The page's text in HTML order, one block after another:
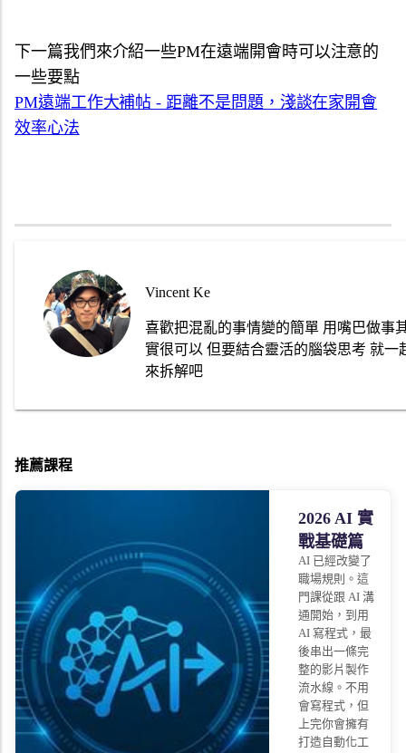
下一篇我們來介紹一些PM在遠端開會時可以注意的
一些要點
PM遠端工作大補帖 - 距離不是問題，淺談在家開會
效率心法
Vincent Ke
喜歡把混亂的事情變的簡單 用嘴巴做事
實很可以 但要結合靈活的腦袋思考 就一
來拆解吧
推薦課程
2026 AI 實
戰基礎篇
AI 已經改變了
職場規則。這
門課從跟 AI 溝
通開始，到用
AI 寫程式，最
後串出一條完
整的影片製作
流水線。不用
會寫程式，但
上完你會擁有
打造自動化工